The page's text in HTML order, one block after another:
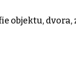
objektu, dvora,